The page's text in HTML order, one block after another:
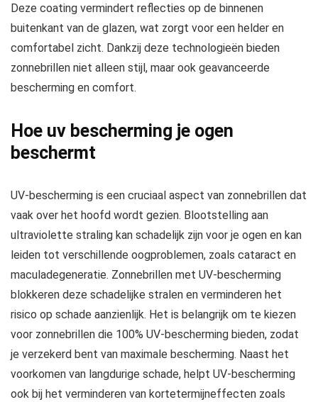
Deze coating vermindert reflecties op de binnenen
buitenkant van de glazen, wat zorgt voor een helder en
comfortabel zicht. Dankzij deze technologieën bieden
zonnebrillen niet alleen stijl, maar ook geavanceerde
bescherming en comfort.
Hoe uv bescherming je ogen
beschermt
UV-bescherming is een cruciaal aspect van zonnebrillen dat
vaak over het hoofd wordt gezien. Blootstelling aan
ultraviolette straling kan schadelijk zijn voor je ogen en kan
leiden tot verschillende oogproblemen, zoals cataract en
maculadegeneratie. Zonnebrillen met UV-bescherming
blokkeren deze schadelijke stralen en verminderen het
risico op schade aanzienlijk. Het is belangrijk om te kiezen
voor zonnebrillen die 100% UV-bescherming bieden, zodat
je verzekerd bent van maximale bescherming. Naast het
voorkomen van langdurige schade, helpt UV-bescherming
ook bij het verminderen van kortetermijneffecten zoals